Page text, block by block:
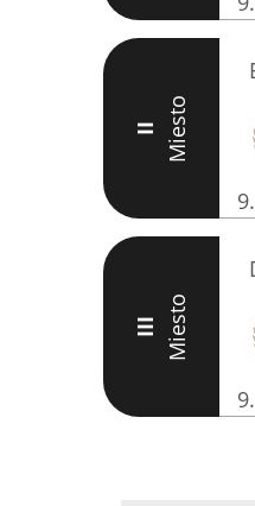
II Miesto
III Miesto